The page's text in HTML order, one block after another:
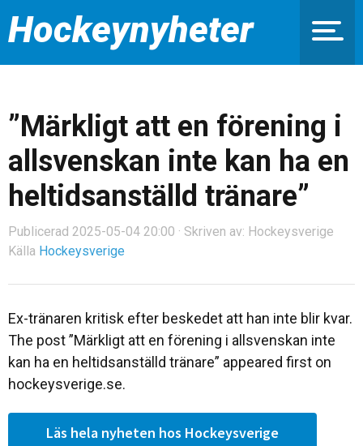
Hockeynyheter
”Märkligt att en förening i
allsvenskan inte kan ha en
heltidsanställd tränare”
Publicerad 2025-05-04 20:00 · Skriven av: Hockeysverige
Källa Hockeysverige
Ex-tränaren kritisk efter beskedet att han inte blir kvar.
The post ”Märkligt att en förening i allsvenskan inte
kan ha en heltidsanställd tränare” appeared first on
hockeysverige.se.
Läs hela nyheten hos Hockeysverige